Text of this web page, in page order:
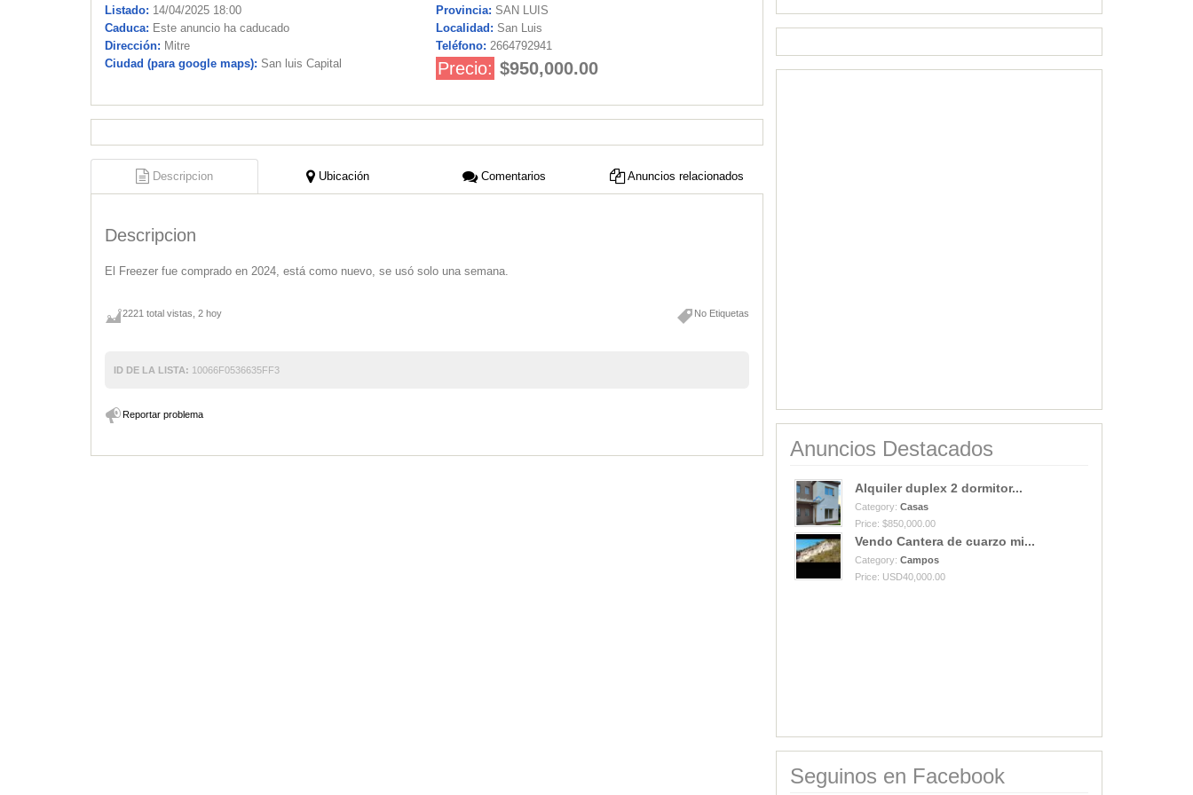
Listado: 14/04/2025 18:00
Caduca: Este anuncio ha caducado
Dirección: Mitre
Ciudad (para google maps): San luis Capital
Provincia: SAN LUIS
Localidad: San Luis
Teléfono: 2664792941
Precio: $950,000.00
Descripcion Ubicación Comentarios Anuncios relacionados
Descripcion
El Freezer fue comprado en 2024, está como nuevo, se usó solo una semana.
No Etiquetas
2221 total vistas, 2 hoy
ID DE LA LISTA: 10066F0536635FF3
Reportar problema
Anuncios Destacados
Alquiler duplex 2 dormitor...
Category: Casas
Price: $850,000.00
Vendo Cantera de cuarzo mi...
Category: Campos
Price: USD40,000.00
Seguinos en Facebook